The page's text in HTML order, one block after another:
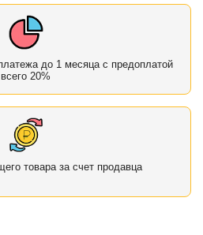
до 1 месяца с предоплатой
всего 20%
товара за счет продавца